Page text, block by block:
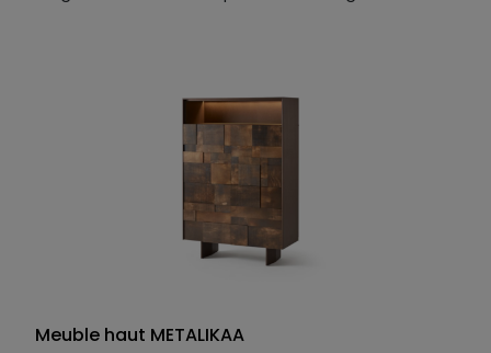
MDF laqué mat perlé, céramique et verre
Meuble haut METALIKAA